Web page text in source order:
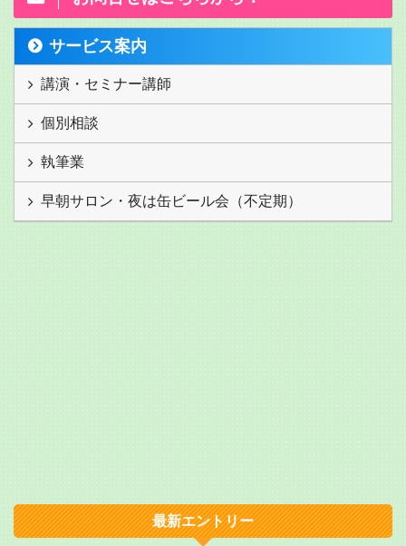
サービス案内
講演・セミナー講師
個別相談
執筆業
早朝サロン・夜は缶ビール会（不定期）
最新エントリー